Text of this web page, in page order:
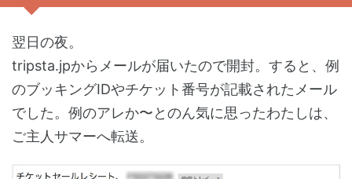
翌日の夜。
tripsta.jpからメールが届いたので開封。すると、例
のブッキングIDやチケット番号が記載されたメール
でした。例のアレか〜とのん気に思ったわたしは、
ご主人サマーへ転送。